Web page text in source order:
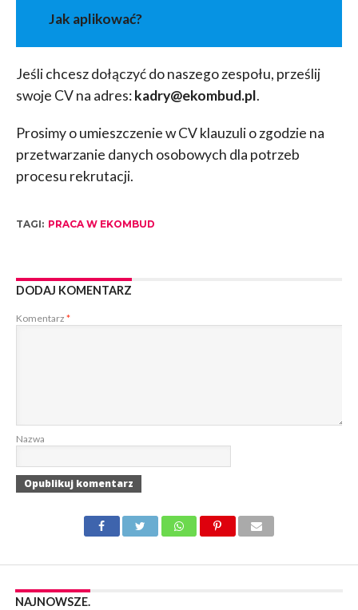
Jak aplikować?
Jeśli chcesz dołączyć do naszego zespołu, prześlij
swoje CV na adres:kadry@ekombud.pl.
Prosimy o umieszczenie w CV klauzuli o zgodzie na
przetwarzanie danych osobowych dla potrzeb
procesu rekrutacji.
TAGI: PRACA W EKOMBUD
DODAJ KOMENTARZ
Komentarz *
Nazwa
NAJNOWSZE.